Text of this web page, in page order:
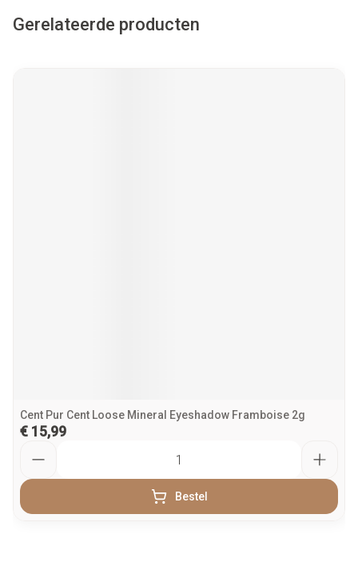
Gerelateerde producten
Cent Pur Cent Loose Mineral Eyeshadow Framboise 2g
€ 15,99
Bestel